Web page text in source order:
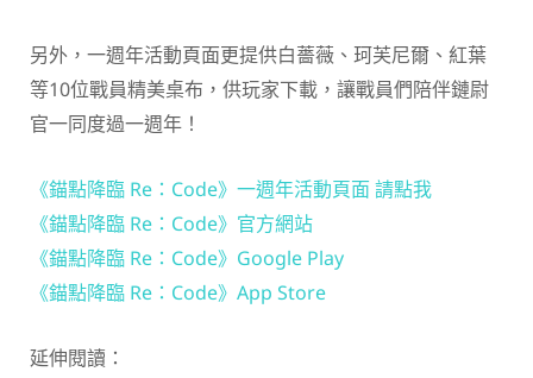
另外，一週年活動頁面更提供白薔薇、珂芙尼爾、紅葉
等10位戰員精美桌布，供玩家下載，讓戰員們陪伴鏈尉
官一同度過一週年！
《錨點降臨 Re：Code》一週年活動頁面 請點我
《錨點降臨 Re：Code》官方網站
《錨點降臨 Re：Code》Google Play
《錨點降臨 Re：Code》App Store
延伸閱讀：